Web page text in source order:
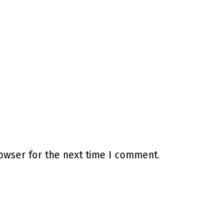
for the next time I comment.